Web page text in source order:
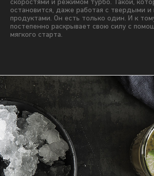
скоростями и режимом турбо. Такой,
остановится, даже работая с твердыми и
продуктами. Он есть только один. И к
постепенно раскрывает свою силу с
мягкого старта.